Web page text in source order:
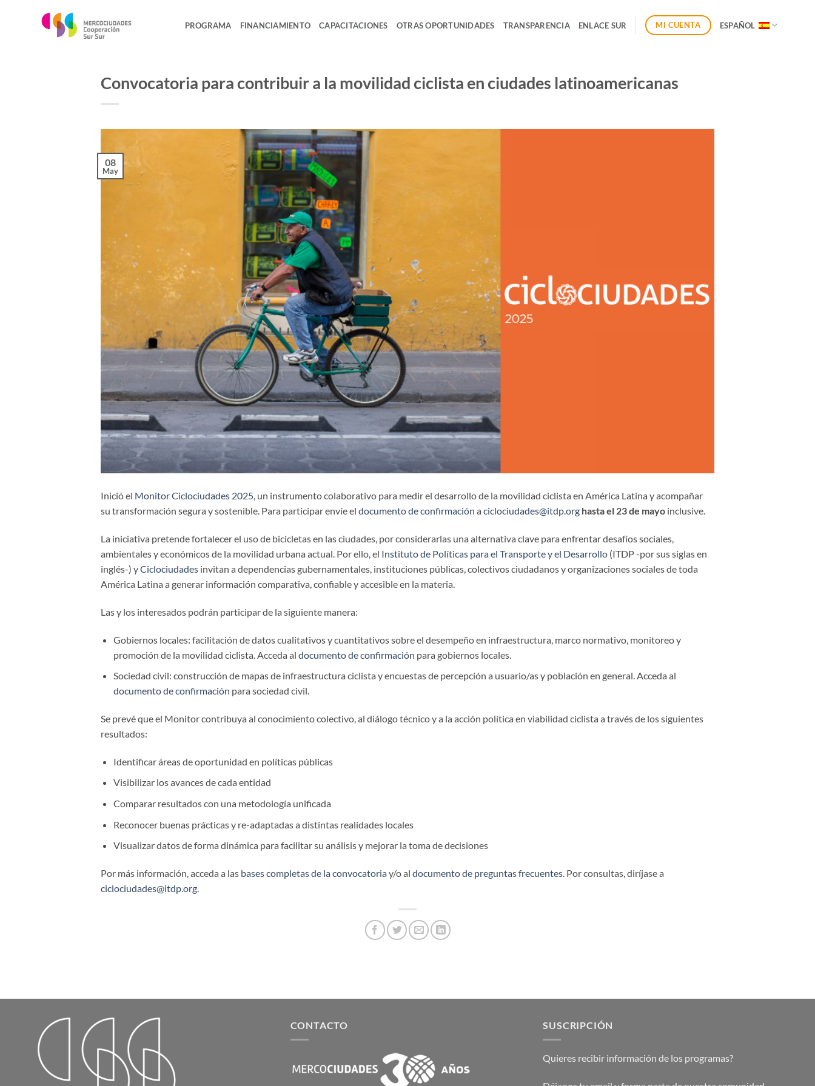
PROGRAMA FINANCIAMIENTO CAPACITACIONES OTRAS OPORTUNIDADES TRANSPARENCIA ENLACE SUR MI CUENTA ESPAÑOL
Convocatoria para contribuir a la movilidad ciclista en ciudades latinoamericanas
08
May
Inició el Monitor Ciclociudades 2025, un instrumento colaborativo para medir el desarrollo de la movilidad ciclista en América Latina y acompañar
su transformación segura y sostenible. Para participar envíe eldocumento de confirmación aciclociudades@itdp.org hasta el 23 de mayo inclusive.
La iniciativa pretende fortalecer el uso de bicicletas en las ciudades, por considerarlas una alternativa clave para enfrentar desafíos sociales,
ambientales y económicos de la movilidad urbana actual. Por ello, el Instituto de Políticas para el Transporte y el Desarrollo (ITDP -por sus siglas en
inglés-) yCiclociudades invitan a dependencias gubernamentales, instituciones públicas, colectivos ciudadanos y organizaciones sociales de toda
América Latina a generar información comparativa, confiable y accesible en la materia.
Las y los interesados podrán participar de la siguiente manera:
Gobiernos locales: facilitación de datos cualitativos y cuantitativos sobre el desempeño en infraestructura, marco normativo, monitoreo y
promoción de la movilidad ciclista. Acceda al documento de confirmación para gobiernos locales.
Sociedad civil: construcción de mapas de infraestructura ciclista y encuestas de percepción a usuario/as y población en general. Acceda al
documento de confirmación para sociedad civil.
Se prevé que el Monitor contribuya al conocimiento colectivo, al diálogo técnico y a la acción política en viabilidad ciclista a través de los siguientes
resultados:
Identificar áreas de oportunidad en políticas públicas
Visibilizar los avances de cada entidad
Comparar resultados con una metodología unificada
Reconocer buenas prácticas y re-adaptadas a distintas realidades locales
Visualizar datos de forma dinámica para facilitar su análisis y mejorar la toma de decisiones
Por más información, acceda a las bases completas de la convocatoriay/o aldocumento de preguntas frecuentes. Por consultas, diríjase a
ciclociudades@itdp.org.
CONTACTO SUSCRIPCIÓN
Quieres recibir información de los programas?